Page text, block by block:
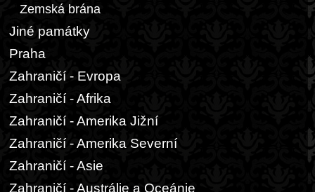
Zemská brána
Jiné památky
Praha
Zahraničí - Evropa
Zahraničí - Afrika
Zahraničí - Amerika Jižní
Zahraničí - Amerika Severní
Zahraničí - Asie
Zahraničí - Austrálie a Oceánie